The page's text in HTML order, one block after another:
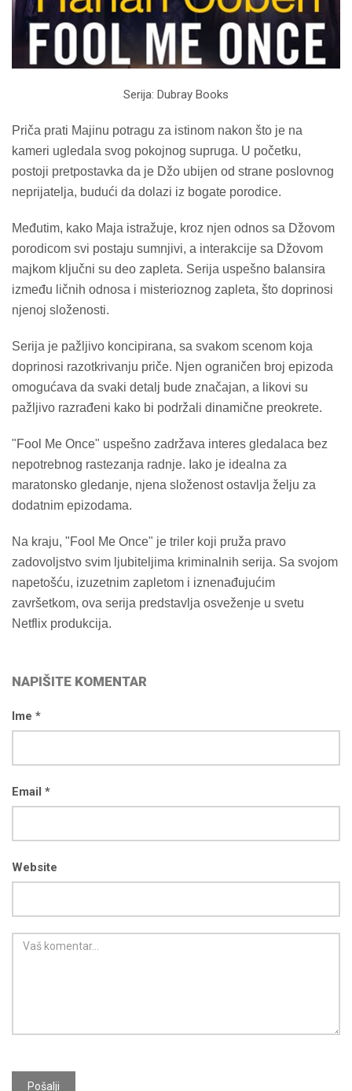
Serija: Dubray Books
Priča prati Majinu potragu za istinom nakon što je na
kameri ugledala svog pokojnog supruga. U početku,
postoji pretpostavka da je Džo ubijen od strane poslovnog
neprijatelja, budući da dolazi iz bogate porodice.
Međutim, kako Maja istražuje, kroz njen odnos sa Džovom
porodicom svi postaju sumnjivi, a interakcije sa Džovom
majkom ključni su deo zapleta. Serija uspešno balansira
između ličnih odnosa i misterioznog zapleta, što doprinosi
njenoj složenosti.
Serija je pažljivo koncipirana, sa svakom scenom koja
doprinosi razotkrivanju priče. Njen ograničen broj epizoda
omogućava da svaki detalj bude značajan, a likovi su
pažljivo razrađeni kako bi podržali dinamične preokrete.
"Fool Me Once" uspešno zadržava interes gledalaca bez
nepotrebnog rastezanja radnje. Iako je idealna za
maratonsko gledanje, njena složenost ostavlja želju za
dodatnim epizodama.
Na kraju, "Fool Me Once" je triler koji pruža pravo
zadovoljstvo svim ljubiteljima kriminalnih serija. Sa svojom
napetošću, izuzetnim zapletom i iznenađujućim
završetkom, ova serija predstavlja osveženje u svetu
Netflix produkcija.
NAPIŠITE KOMENTAR
Ime *
Email *
Website
Pošalji